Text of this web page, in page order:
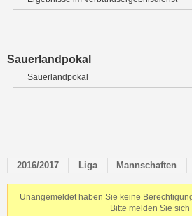
Sauerlandpokal
Sauerlandpokal
2016/2017 Liga Mannschaften
Unangemeldet haben Sie keine
Bitte melden Sie sich